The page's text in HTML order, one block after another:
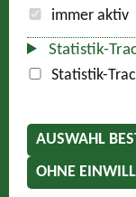
immer aktiv
Statistik-
Statistik-
AUSWAHL
OHNE